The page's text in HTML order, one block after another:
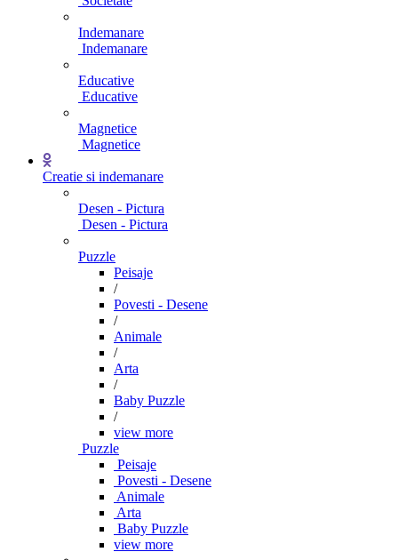
Indemanare
Indemanare
Educative
Educative
Magnetice
Magnetice
Creatie si indemanare
Desen - Pictura
Desen - Pictura
Puzzle
Peisaje
/
Povesti - Desene
/
Animale
/
Arta
/
Baby Puzzle
/
view more
Puzzle
Peisaje
Povesti - Desene
Animale
Arta
Baby Puzzle
view more